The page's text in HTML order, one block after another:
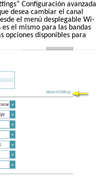
Configuración avanzada
desea cambiar el canal
el menú desplegable Wi-
es el mismo para las bandas
opciones disponibles para